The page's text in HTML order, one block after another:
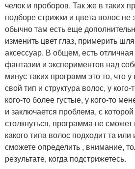
челок и проборов. Так же в таких
подборе стрижки и цвета волос не
обычно там есть еще
изменить цвет глаз, примерить
аксессуар. В общем, есть
фантазии и экспериментов над
минус таких программ это то, что
свой тип и структура волос, у
кого-то более густые, у кого-то
и заключается проблема, с
столкнуться, программа не сможет
какого типа волос подходит та
сможете определить , внимание,
результате, когда подстрижетесь.